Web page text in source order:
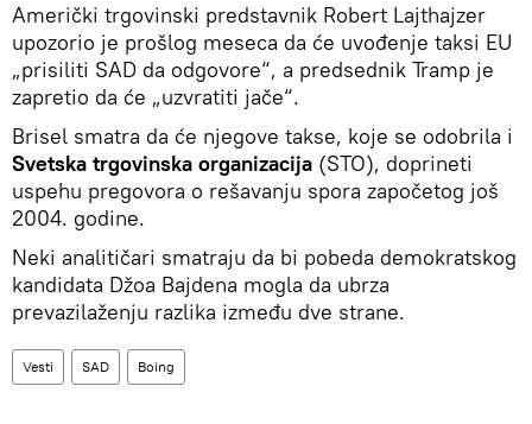
Američki trgovinski predstavnik Robert Lajthajzer
upozorio je prošlog meseca da će uvođenje taksi EU
„prisiliti SAD da odgovore“, a predsednik Tramp je
zapretio da će „uzvratiti jače“.
Brisel smatra da će njegove takse, koje se odobrila i
Svetska trgovinska organizacija (STO), doprineti
uspehu pregovora o rešavanju spora započetog još
2004. godine.
Neki analitičari smatraju da bi pobeda demokratskog
kandidata Džoa Bajdena mogla da ubrza
prevazilaženju razlika između dve strane.
Vesti SAD Boing